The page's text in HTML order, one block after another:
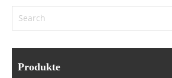
Produkte